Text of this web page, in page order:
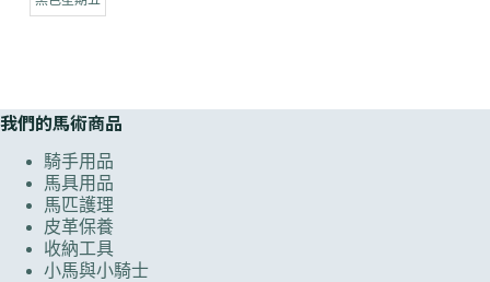
我們的馬術商品
騎手用品
馬具用品
馬匹護理
皮革保養
收納工具
小馬與小騎士